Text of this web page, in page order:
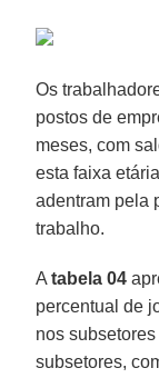
Os
postos de
meses, com
esta faixa
adentram pela
trabalho.
Atabela 04
percentual de
nos
subsetores,